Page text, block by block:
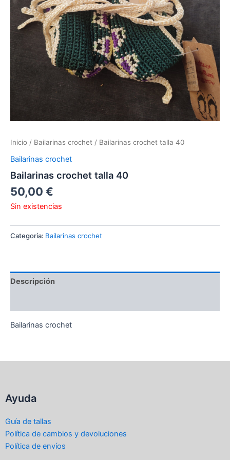
Inicio / Bailarinas crochet / Bailarinas crochet talla 40
Bailarinas crochet
Bailarinas crochet talla 40
50,00 €
Sin existencias
Categoría: Bailarinas crochet
Descripción
Bailarinas crochet
Ayuda
Guía de tallas
Política de cambios y devoluciones
Política de envíos